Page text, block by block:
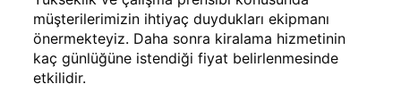
müşterilerimizin ihtiyaç duydukları ekipmanı
önermekteyiz. Daha sonra kiralama hizmetinin
kaç günlüğüne istendiği fiyat belirlenmesinde
etkilidir.